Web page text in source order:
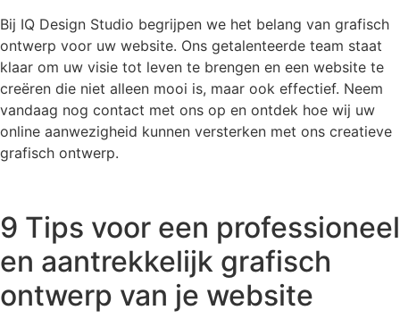
Bij IQ Design Studio begrijpen we het belang van grafisch
ontwerp voor uw website. Ons getalenteerde team staat
klaar om uw visie tot leven te brengen en een website te
creëren die niet alleen mooi is, maar ook effectief. Neem
vandaag nog contact met ons op en ontdek hoe wij uw
online aanwezigheid kunnen versterken met ons creatieve
grafisch ontwerp.
9 Tips voor een professioneel
en aantrekkelijk grafisch
ontwerp van je website